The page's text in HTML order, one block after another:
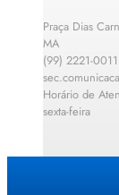
Praça Dias
MA
(99) 2221-
Horário de
sexta-feira